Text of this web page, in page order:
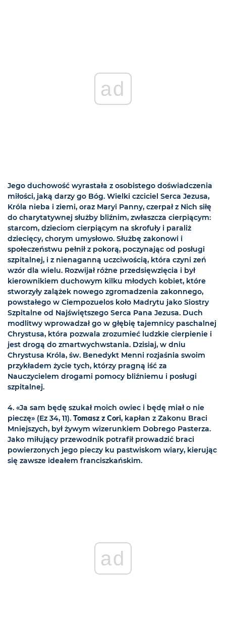
ad
Jego duchowość wyrastała z osobistego doświadczenia
miłości, jaką darzy go Bóg. Wielki czciciel Serca Jezusa,
Króla nieba i ziemi, oraz Maryi Panny, czerpał z Nich siłę
do charytatywnej służby bliźnim, zwłaszcza cierpiącym:
starcom, dzieciom cierpiącym na skrofuły i paraliż
dziecięcy, chorym umysłowo. Służbę zakonowi i
społeczeństwu pełnił z pokorą, poczynając od posługi
szpitalnej, i z nienaganną uczciwością, która czyni zeń
wzór dla wielu. Rozwijał różne przedsięwzięcia i był
kierownikiem duchowym kilku młodych kobiet, które
stworzyły zalążek nowego zgromadzenia zakonnego,
powstałego w Ciempozuelos koło Madrytu jako Siostry
Szpitalne od Najświętszego Serca Pana Jezusa. Duch
modlitwy wprowadzał go w głębię tajemnicy paschalnej
Chrystusa, która pozwala zrozumieć ludzkie cierpienie i
jest drogą do zmartwychwstania. Dzisiaj, w dniu
Chrystusa Króla, św. Benedykt Menni rozjaśnia swoim
przykładem życie tych, którzy pragną iść za
Nauczycielem drogami pomocy bliźniemu i posługi
szpitalnej.
4. «Ja sam będę szukał moich owiec i będę miał o nie
pieczę» (Ez 34, 11). Tomasz z Cori, kapłan z Zakonu Braci
Mniejszych, był żywym wizerunkiem Dobrego Pasterza.
Jako miłujący przewodnik potrafił prowadzić braci
powierzonych jego pieczy ku pastwiskom wiary, kierując
się zawsze ideałem franciszkańskim.
ad